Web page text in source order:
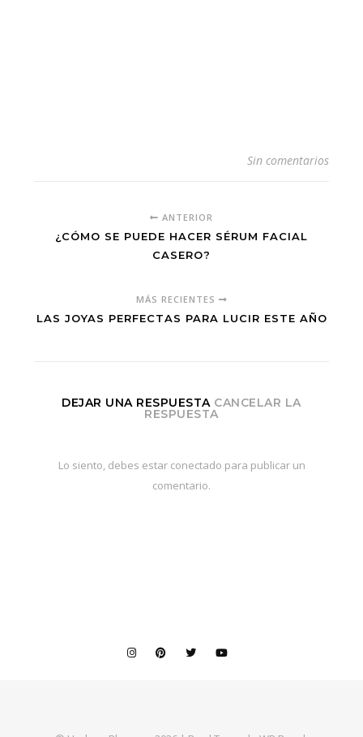
Sin comentarios
ANTERIOR
¿CÓMO SE PUEDE HACER SÉRUM FACIAL
CASERO?
MÁS RECIENTES
LAS JOYAS PERFECTAS PARA LUCIR ESTE AÑO
DEJAR UNA RESPUESTA CANCELAR LA
RESPUESTA
Lo siento, debes estar conectado para publicar un
comentario.